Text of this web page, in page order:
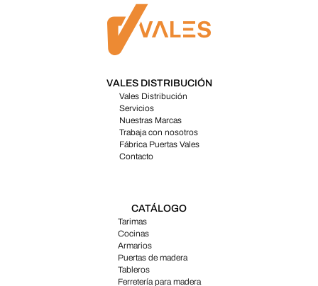
VALES DISTRIBUCIÓN
Vales Distribución
Servicios
Nuestras Marcas
Trabaja con nosotros
Fábrica Puertas Vales
Contacto
CATÁLOGO
Tarimas
Cocinas
Armarios
Puertas de madera
Tableros
Ferretería para madera